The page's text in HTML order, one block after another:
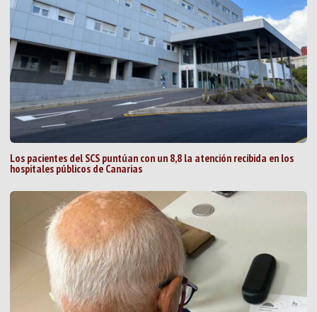
Los pacientes del SCS puntúan con un 8,8 la atención recibida en los
hospitales públicos de Canarias